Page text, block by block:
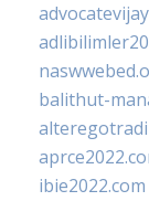
balithut-
ibie2022.com